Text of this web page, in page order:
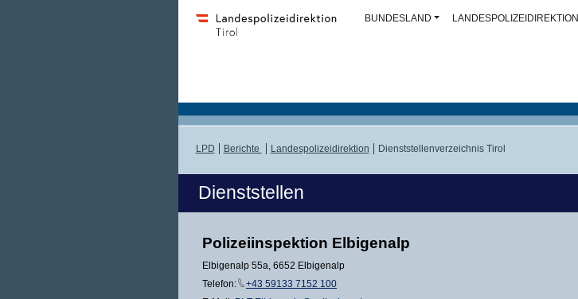
BUNDESLAND LANDESPOLIZEIDIREKTION
LPD Berichte Landespolizeidirektion Dienststellenverzeichnis Tirol
Dienststellen
Polizeiinspektion Elbigenalp
Elbigenalp 55a, 6652 Elbigenalp
Telefon:
+43 59133 7152 100